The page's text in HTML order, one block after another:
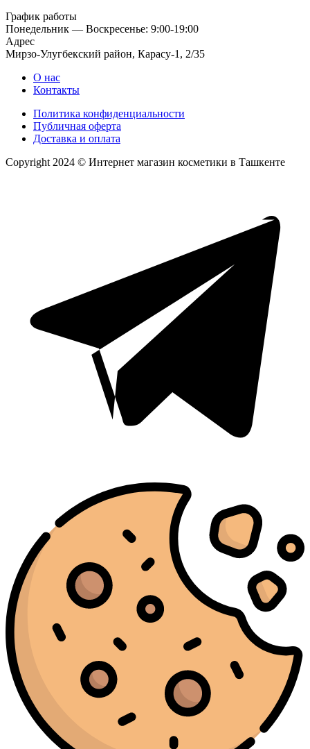
График работы
Понедельник — Воскресенье: 9:00-19:00
Адрес
Мирзо-Улугбекский район, Карасу-1, 2/35
О нас
Контакты
Политика конфиденциальности
Публичная оферта
Доставка и оплата
Copyright 2024 © Интернет магазин косметики в Ташкенте